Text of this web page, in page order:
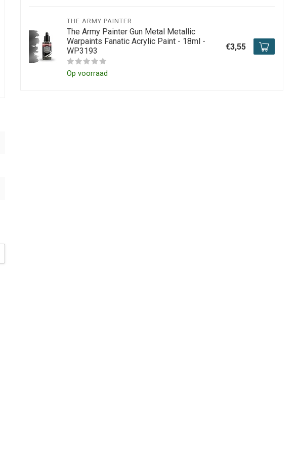
THE ARMY PAINTER
The Army Painter Gun Metal Metallic
Warpaints Fanatic Acrylic Paint - 18ml -
WP3193
Op voorraad
€3,55